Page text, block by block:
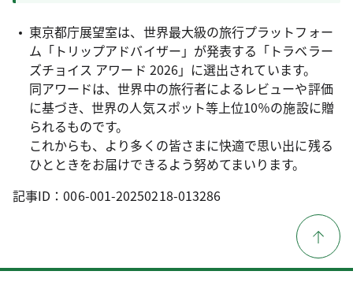
東京都庁展望室は、世界最大級の旅行プラットフォー
ム「トリップアドバイザー」が発表する「トラベラー
ズチョイス アワード 2026」に選出されています。
同アワードは、世界中の旅行者によるレビューや評価
に基づき、世界の人気スポット等上位10％の施設に贈
られるものです。
これからも、より多くの皆さまに快適で思い出に残る
ひとときをお届けできるよう努めてまいります。
記事ID：006-001-20250218-013286